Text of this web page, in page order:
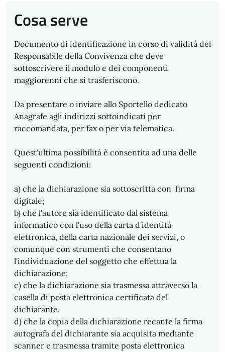
Cosa serve
Documento di identificazione in corso di validità del
Responsabile della Convivenza che deve
sottoscrivere il modulo e dei componenti
maggiorenni che si trasferiscono.
Da presentare o inviare allo Sportello dedicato
Anagrafe agli indirizzi sottoindicati per
raccomandata, per fax o per via telematica.
Quest'ultima possibilità è consentita ad una delle
seguenti condizioni:
a) che la dichiarazione sia sottoscritta con firma
digitale;
b) che l'autore sia identificato dal sistema
informatico con l'uso della carta d'identità
elettronica, della carta nazionale dei servizi, o
comunque con strumenti che consentano
l'individuazione del soggetto che effettua la
dichiarazione;
c) che la dichiarazione sia trasmessa attraverso la
casella di posta elettronica certificata del
dichiarante.
d) che la copia della dichiarazione recante la firma
autografa del dichiarante sia acquisita mediante
scanner e trasmessa tramite posta elettronica